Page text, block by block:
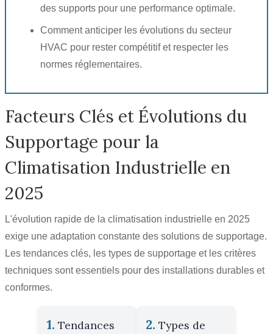
des supports pour une performance optimale.
Comment anticiper les évolutions du secteur
HVAC pour rester compétitif et respecter les
normes réglementaires.
Facteurs Clés et Évolutions du
Supportage pour la
Climatisation Industrielle en
2025
L'évolution rapide de la climatisation industrielle en 2025
exige une adaptation constante des solutions de supportage.
Les tendances clés, les types de supportage et les critères
techniques sont essentiels pour des installations durables et
conformes.
1. Tendances
2. Types de